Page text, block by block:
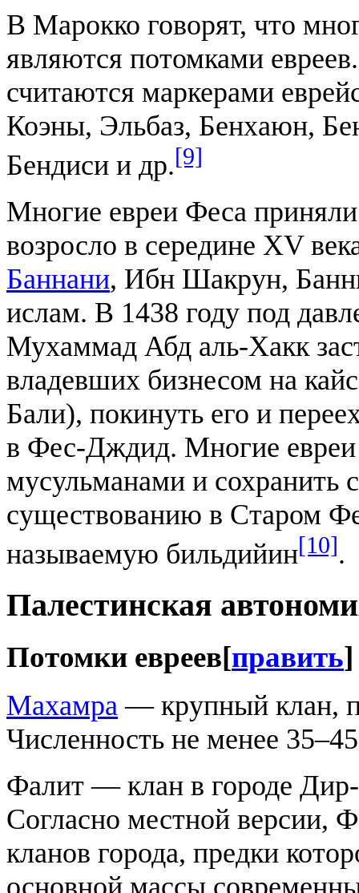
В Марокко говорят, что
являются потомками
считаются маркерами
Коэны, Эльбаз, Бенхаюн,
Бендиси и др.[9]
Многие евреи Феса
возросло в середине XV
Баннани, Ибн Шакрун,
ислам. В 1438 году под
Мухаммад Абд аль-Хакк
владевших бизнесом на
Бали), покинуть его и
в Фес-Дждид. Многие евреи
мусульманами и сохранить
существованию в Старом
называемую бильдийин[10].
Палестинская
Потомки евреев[править]
Махамра — крупный клан,
Численность не менее
Фалит — клан в городе Дир-
Согласно местной версии,
кланов города, предки